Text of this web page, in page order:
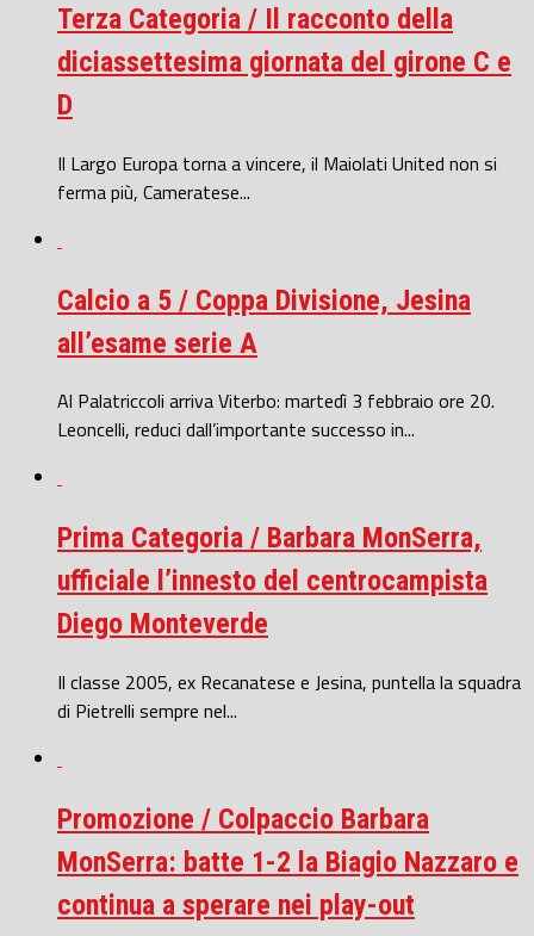
Terza Categoria / Il racconto della
diciassettesima giornata del girone C e
D
Il Largo Europa torna a vincere, il Maiolati United non si
ferma più, Cameratese...
Calcio a 5 / Coppa Divisione, Jesina
all’esame serie A
Al Palatriccoli arriva Viterbo: martedì 3 febbraio ore 20.
Leoncelli, reduci dall’importante successo in...
Prima Categoria / Barbara MonSerra,
ufficiale l’innesto del centrocampista
Diego Monteverde
Il classe 2005, ex Recanatese e Jesina, puntella la squadra
di Pietrelli sempre nel...
Promozione / Colpaccio Barbara
MonSerra: batte 1-2 la Biagio Nazzaro e
continua a sperare nei play-out